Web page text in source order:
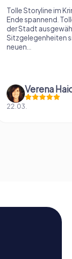
Tolle Storyline im
Ende spannend.
der Stadt
Sitzgelegenheiten
neuen...
22.03.